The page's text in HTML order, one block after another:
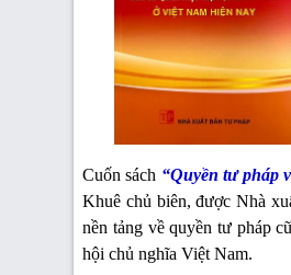
Cuốn sách “Quyền tư pháp
Khuê chủ biên, được Nhà
nền tảng về quyền tư pháp
hội chủ nghĩa Việt Nam.